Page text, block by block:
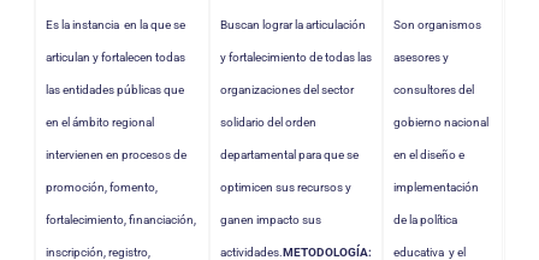
Es la instancia en la que se
articulan y fortalecen todas
las entidades públicas que
en el ámbito regional
intervienen en procesos de
promoción, fomento,
fortalecimiento, financiación,
inscripción, registro,
Buscan lograr la articulación
y fortalecimiento de todas las
organizaciones del sector
solidario del orden
departamental para que se
optimicen sus recursos y
ganen impacto sus
actividades.METODOLOGÍA:
Son organismos
asesores y
consultores del
gobierno nacional
en el diseño e
implementación
de la política
educativa y el